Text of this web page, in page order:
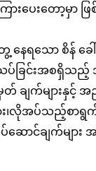
ကြားပေးတော့မှာ
သော စိန် ခေါ်
းအစရှိသည့် အကြ
ျက်များနှင့် အ
ပ်သည့်စာရွက်ပုံစံ
ောင်ချက်မျာ